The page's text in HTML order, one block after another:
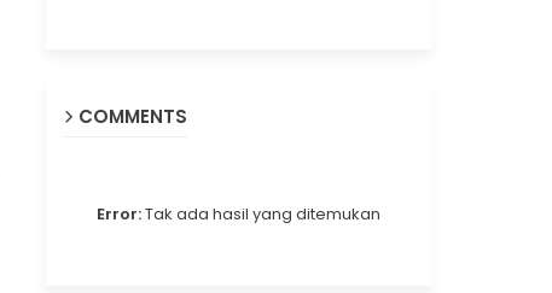
COMMENTS
Error:Tak ada hasil yang ditemukan